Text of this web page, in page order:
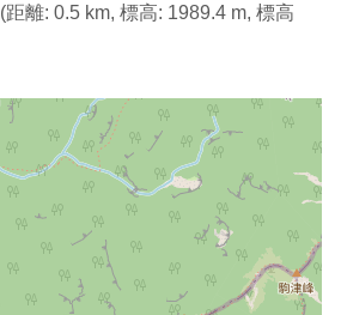
(距離: 0.5 km, 標高: 1989.4 m, 標高